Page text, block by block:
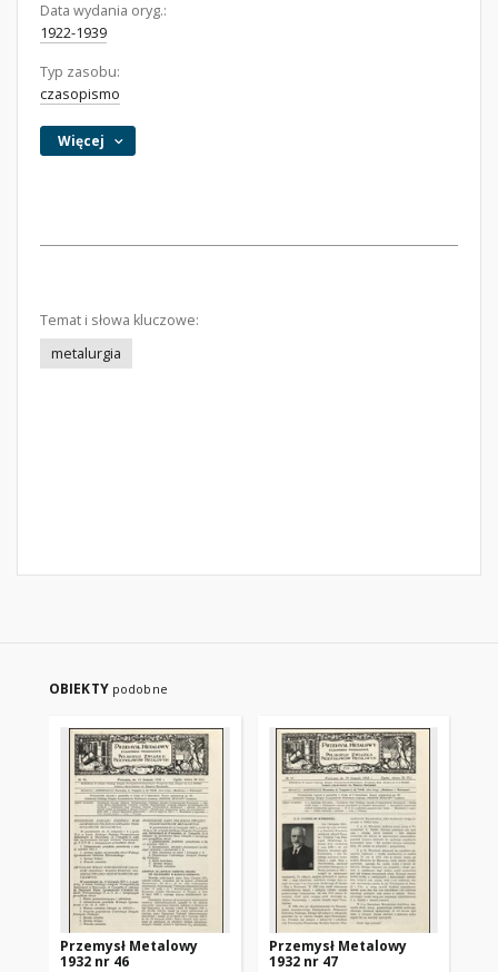
Data wydania oryg.:
1922-1939
Typ zasobu:
czasopismo
Więcej
Temat i słowa kluczowe:
metalurgia
OBIEKTY podobne
Przemysł Metalowy
1932 nr 46
Przemysł Metalowy
1932 nr 47